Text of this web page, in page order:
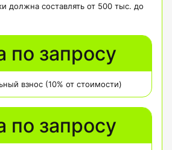
должна составлять от 500 тыс. до
по запросу
взнос (10% от стоимости)
по запросу